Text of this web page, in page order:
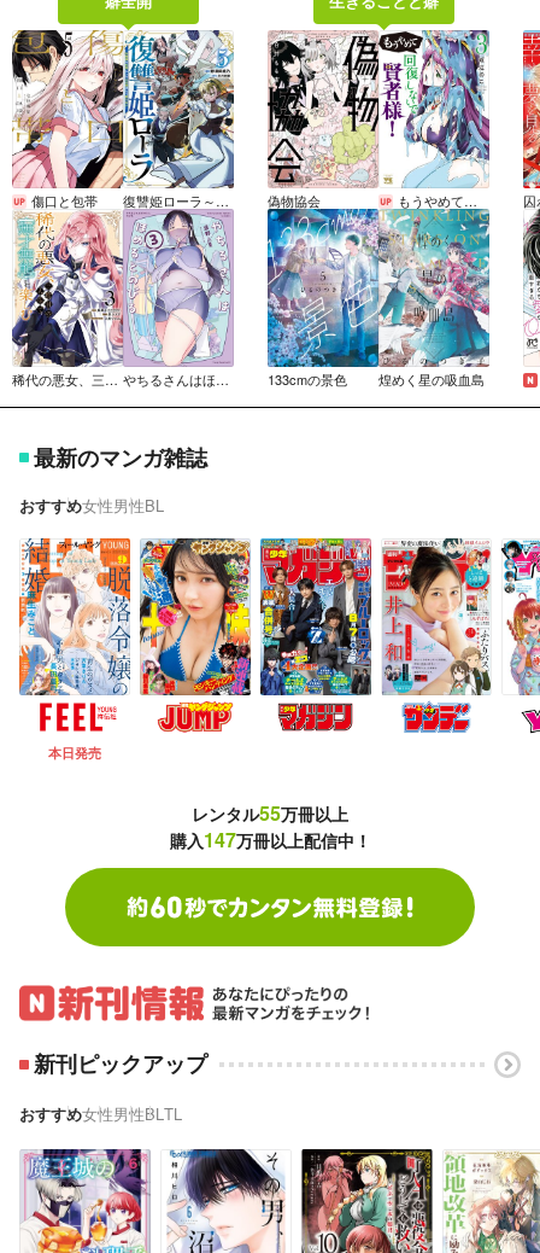
傷口と包帯 復讐姫ローラ～お姉様を生贄にしたこの国はもう要らない～【電子単行本】
稀代の悪女、三度目の人生で【無才無能】を楽しむ【限定特典付き】 やちるさんはほめるとのびる
偽物協会 もうやめて回復しないで賢者様！【秋田書店版】
133cmの景色 煌めく星の吸血島
最新のマンガ雑誌
おすすめ女性男性BL
レンタル55万冊以上
購入147万冊以上配信中！
新刊ピックアップ
おすすめ女性男性BL TL